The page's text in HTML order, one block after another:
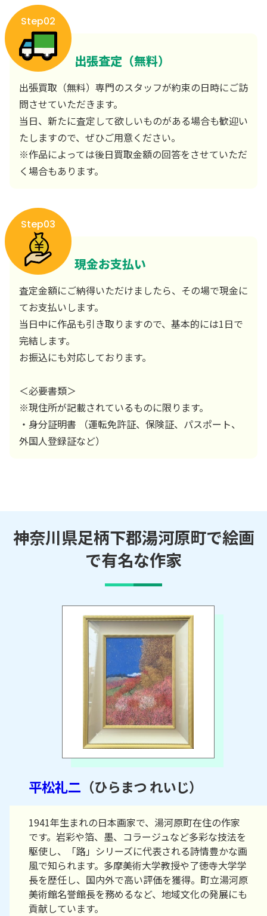
Step02
出張査定（無料）
出張買取（無料）専門のスタッフが約束の日時にご訪
問させていただきます。
当日、新たに査定して欲しいものがある場合も歓迎い
たしますので、ぜひご用意ください。
※作品によっては後日買取金額の回答をさせていただ
く場合もあります。
Step03
現金お支払い
査定金額にご納得いただけましたら、その場で現金に
てお支払いします。
当日中に作品も引き取りますので、基本的には1日で
完結します。
お振込にも対応しております。
＜必要書類＞
※現住所が記載されているものに限ります。
・身分証明書 （運転免許証、保険証、パスポート、
外国人登録証など）
神奈川県足柄下郡湯河原町で絵画
で有名な作家
平松礼二 （ひらまつ れいじ）
1941年生まれの日本画家で、湯河原町在住の作家
です。岩彩や箔、墨、コラージュなど多彩な技法を
駆使し、「路」シリーズに代表される詩情豊かな画
風で知られます。多摩美術大学教授や了徳寺大学学
長を歴任し、国内外で高い評価を獲得。町立湯河原
美術館名誉館長を務めるなど、地域文化の発展にも
貢献しています。